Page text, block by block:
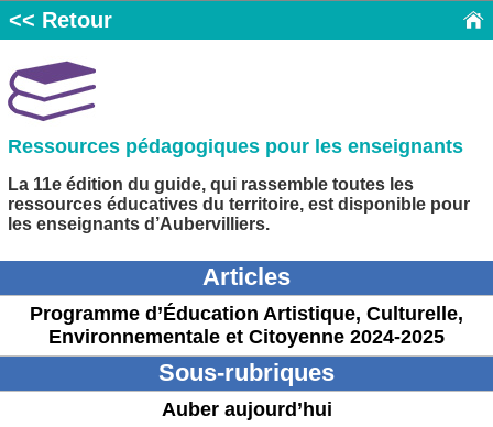
<< Retour
Ressources pédagogiques pour les enseignants
La 11e édition du guide, qui rassemble toutes les
ressources éducatives du territoire, est disponible pour
les enseignants d’Aubervilliers.
Articles
Programme d’Éducation Artistique, Culturelle,
Environnementale et Citoyenne 2024-2025
Sous-rubriques
Auber aujourd’hui